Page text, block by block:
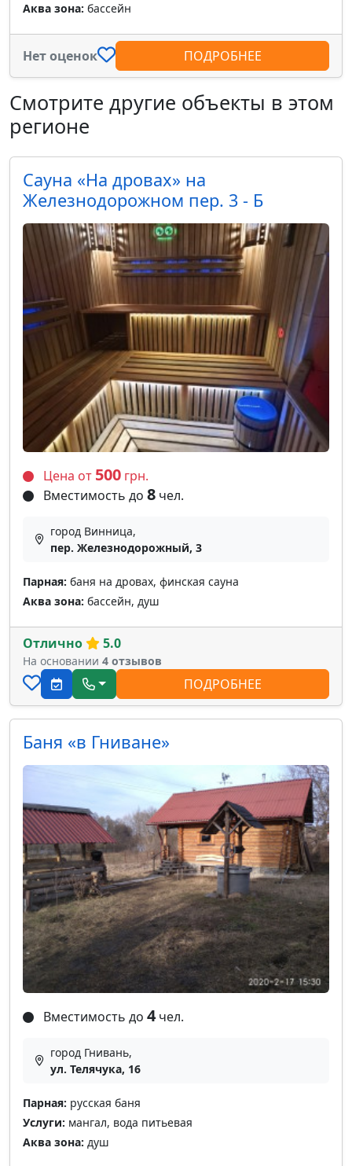
Аква зона: бассейн
Нет оценок ПОДРОБНЕЕ
Смотрите другие объекты в этом
регионе
Cауна «На дровах» на
Железнодорожном пер. 3 - Б
Цена от 500 грн.
Вместимость до 8 чел.
город Винница,
пер. Железнодорожный, 3
Парная: баня на дровах, финская сауна
Аква зона: бассейн, душ
Отлично 5.0
На основании 4 отзывов
ПОДРОБНЕЕ
Баня «в Гниване»
Вместимость до 4 чел.
город Гнивань,
ул. Телячука, 16
Парная: русская баня
Услуги: мангал, вода питьевая
Аква зона: душ